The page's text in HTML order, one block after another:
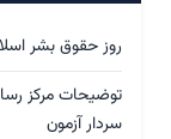
روز حقوق بشر
توضیحات مرکز
سردار آزمون